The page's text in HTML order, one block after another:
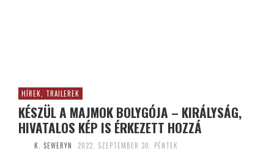
HÍREK, TRAILEREK
KÉSZÜL A MAJMOK BOLYGÓJA – KIRÁLYSÁG,
HIVATALOS KÉP IS ÉRKEZETT HOZZÁ
K. SEWERYN 2022. SZEPTEMBER 30. PÉNTEK